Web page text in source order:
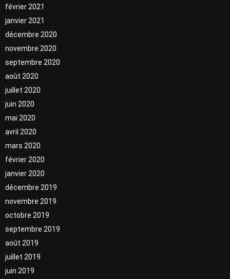
février 2021
janvier 2021
décembre 2020
novembre 2020
septembre 2020
août 2020
juillet 2020
juin 2020
mai 2020
avril 2020
mars 2020
février 2020
janvier 2020
décembre 2019
novembre 2019
octobre 2019
septembre 2019
août 2019
juillet 2019
juin 2019